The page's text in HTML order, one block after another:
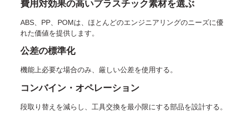
費用対効果の高いプラスチック素材を選ぶ
ABS、PP、POMは、ほとんどのエンジニアリングのニーズに優
れた価値を提供します。
公差の標準化
機能上必要な場合のみ、厳しい公差を使用する。
コンバイン・オペレーション
段取り替えを減らし、工具交換を最小限にする部品を設計する。